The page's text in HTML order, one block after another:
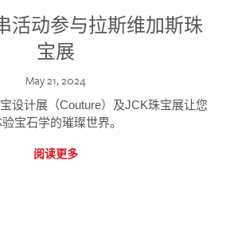
活动参与拉斯维加斯珠
宝展
May 21, 2024
设计展（Couture）及JCK珠宝展让您
宝石学的璀璨世界。
阅读更多